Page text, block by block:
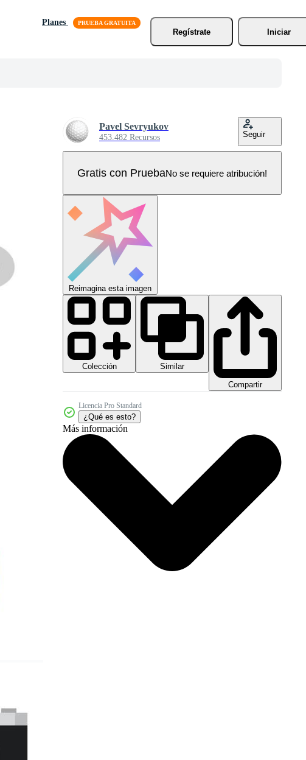
Planes
Regístrate
Iniciar
Pavel Sevryukov
453.482 Recursos Seguir
Gratis con PruebaNo se requiere atribución!
Reimagina esta imagen
Colección
Similar
Compartir
Licencia Pro Standard
¿Qué es esto?
Más información